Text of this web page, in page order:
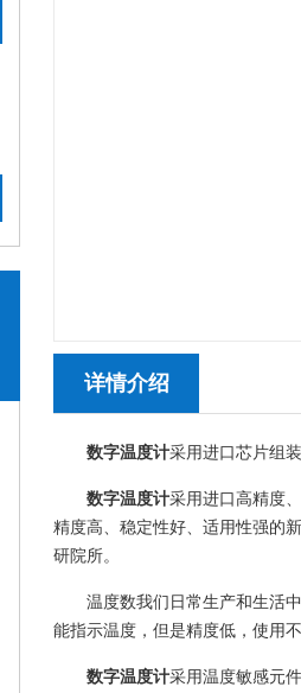
详情介绍
数字温度计采用进口芯片组
数字温度计采用进口高精度
精度高、稳定性好、适用性强的
研院所。
温度数我们日常生产和生活
能指示温度，但是精度低，使用
数字温度计采用温度敏感元